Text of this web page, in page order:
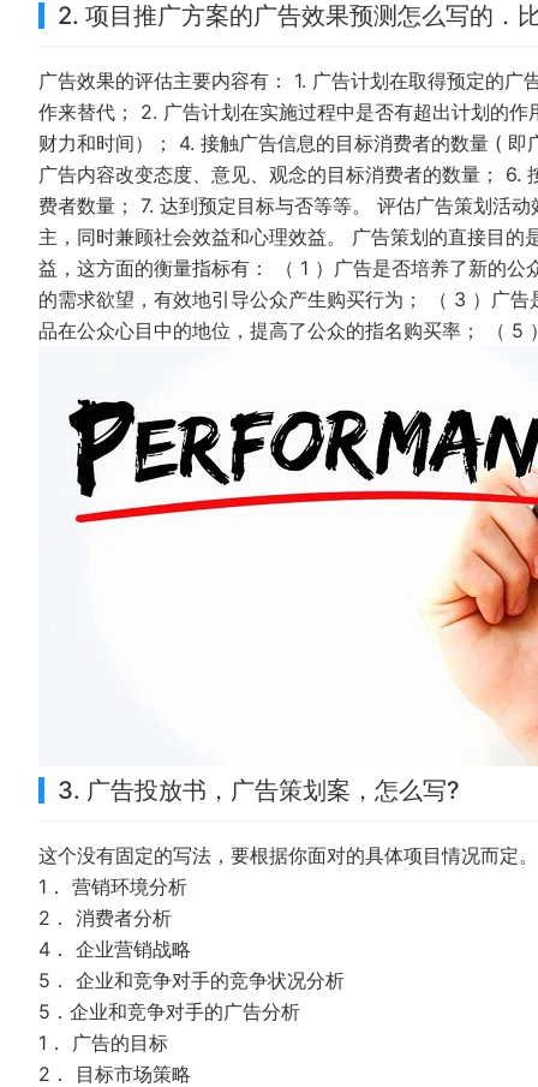
2. 项目推广方案的广告效果预测怎么写的．
广告效果的评估主要内容有： 1. 广告计划在取得预定的
作来替代； 2. 广告计划在实施过程中是否有超出计划的
财力和时间）； 4. 接触广告信息的目标消费者的数量 (
广告内容改变态度、意见、观念的目标消费者的数量； 6.
费者数量； 7. 达到预定目标与否等等。 评估广告策划活
主，同时兼顾社会效益和心理效益。 广告策划的直接目
益，这方面的衡量指标有： （ 1 ）广告是否培养了新的
的需求欲望，有效地引导公众产生购买行为； （ 3 ）广
品在公众心目中的地位，提高了公众的指名购买率； （ 5
3. 广告投放书，广告策划案，怎么写?
这个没有固定的写法，要根据你面对的具体项目情况而定
1． 营销环境分析
2． 消费者分析
4． 企业营销战略
5． 企业和竞争对手的竞争状况分析
5．企业和竞争对手的广告分析
1． 广告的目标
2． 目标市场策略